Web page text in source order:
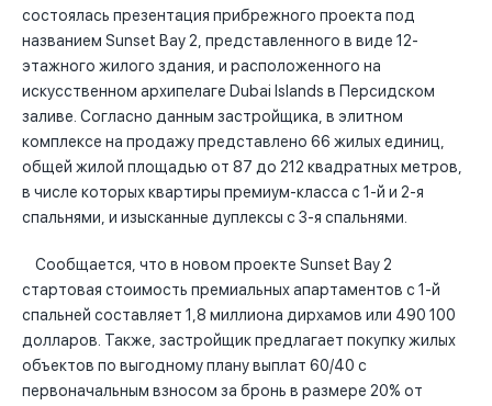
состоялась презентация прибрежного проекта под
названием Sunset Bay 2, представленного в виде 12-
этажного жилого здания, и расположенного на
искусственном архипелаге Dubai Islands в Персидском
заливе. Согласно данным застройщика, в элитном
комплексе на продажу представлено 66 жилых единиц,
общей жилой площадью от 87 до 212 квадратных метров,
в числе которых квартиры премиум-класса с 1-й и 2-я
спальнями, и изысканные дуплексы с 3-я спальнями.
Сообщается, что в новом проекте Sunset Bay 2
стартовая стоимость премиальных апартаментов с 1-й
спальней составляет 1,8 миллиона дирхамов или 490 100
долларов. Также, застройщик предлагает покупку жилых
объектов по выгодному плану выплат 60/40 с
первоначальным взносом за бронь в размере 20% от